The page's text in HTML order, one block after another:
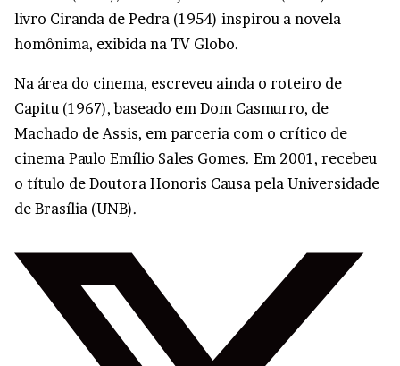
livro Ciranda de Pedra (1954) inspirou a novela
homônima, exibida na TV Globo.
Na área do cinema, escreveu ainda o roteiro de
Capitu (1967), baseado em Dom Casmurro, de
Machado de Assis, em parceria com o crítico de
cinema Paulo Emílio Sales Gomes. Em 2001, recebeu
o título de Doutora Honoris Causa pela Universidade
de Brasília (UNB).